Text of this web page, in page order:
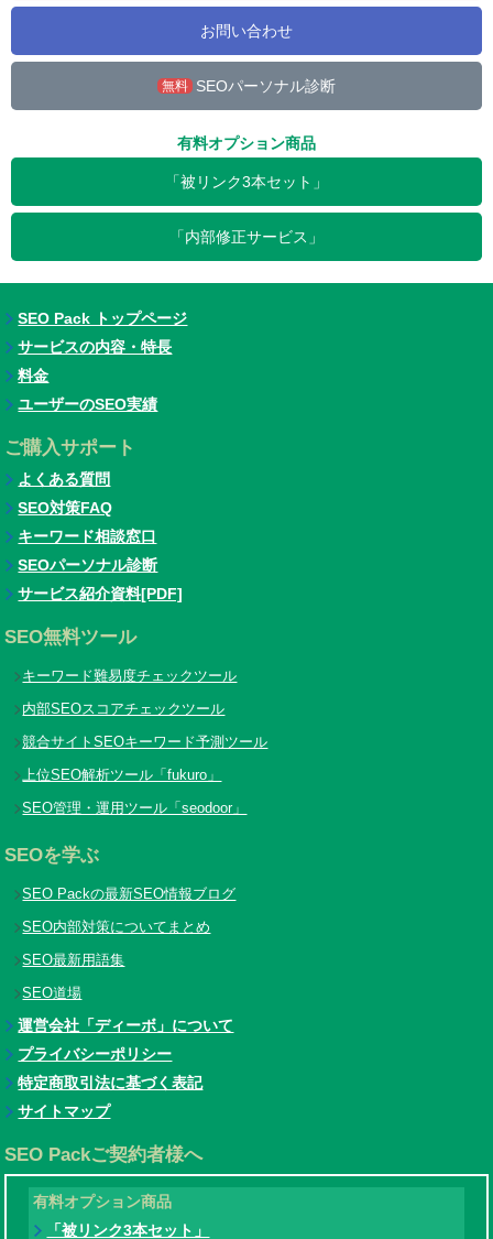
お問い合わせ
無料 SEOパーソナル診断
有料オプション商品
「被リンク3本セット」
「内部修正サービス」
SEO Pack トップページ
サービスの内容・特長
料金
ユーザーのSEO実績
ご購入サポート
よくある質問
SEO対策FAQ
キーワード相談窓口
SEOパーソナル診断
サービス紹介資料[PDF]
SEO無料ツール
キーワード難易度チェックツール
内部SEOスコアチェックツール
競合サイトSEOキーワード予測ツール
上位SEO解析ツール「fukuro」
SEO管理・運用ツール「seodoor」
SEOを学ぶ
SEO Packの最新SEO情報ブログ
SEO内部対策についてまとめ
SEO最新用語集
SEO道場
運営会社「ディーボ」について
プライバシーポリシー
特定商取引法に基づく表記
サイトマップ
SEO Packご契約者様へ
有料オプション商品
「被リンク3本セット」